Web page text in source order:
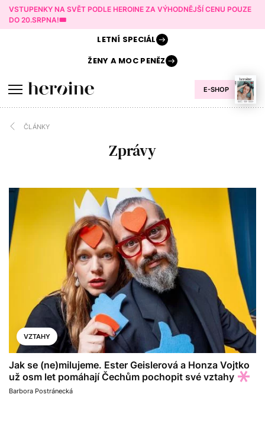
VSTUPENKY NA SVĚT PODLE HEROINE ZA VÝHODNĚJŠÍ CENU POUZE
DO 20.SRPNA!🎟️
E-SHOP
LETNÍ SPECIÁL
ŽENY AMOC PENĚZ
ČLÁNKY
Zprávy
VZTAHY
Jak se (ne)milujeme. Ester Geislerová a Honza Vojtko
už osm let pomáhají Čechům pochopit své vztahy
Barbora Postránecká